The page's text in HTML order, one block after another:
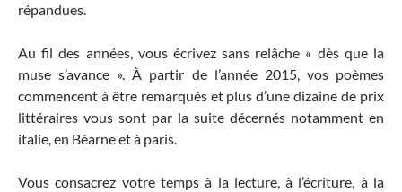
répandues.
Au fil des années, vous écrivez sans relâche « dès que la
muse s’avance ». À partir de l’année 2015, vos poèmes
commencent à être remarqués et plus d’une dizaine de prix
littéraires vous sont par la suite décernés notamment en
italie, en Béarne et à paris.
Vous consacrez votre temps à la lecture, à l’écriture, à la